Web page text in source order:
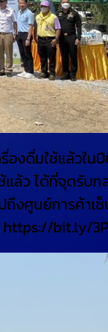
องดื่มใช้แล้วใ
ล้ว ได้ที่จุดรับ
งศูนย์การค้าเ
https://bit.ly/